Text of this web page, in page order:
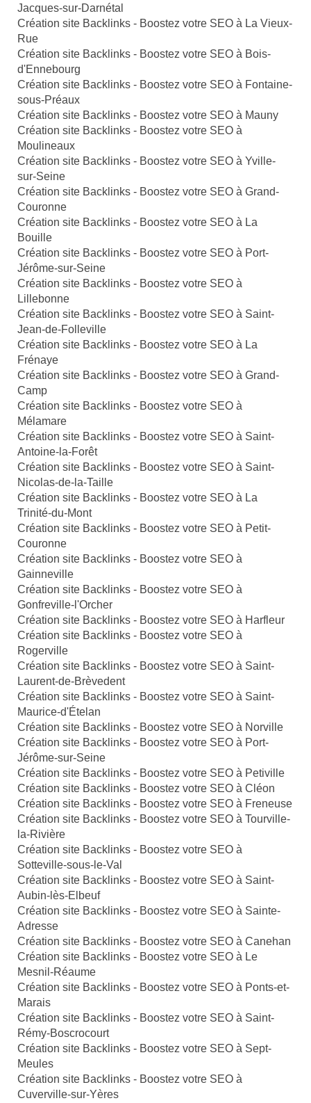
Jacques-sur-Darnétal
Création site Backlinks - Boostez votre SEO à La Vieux-
Rue
Création site Backlinks - Boostez votre SEO à Bois-
d'Ennebourg
Création site Backlinks - Boostez votre SEO à Fontaine-
sous-Préaux
Création site Backlinks - Boostez votre SEO à Mauny
Création site Backlinks - Boostez votre SEO à
Moulineaux
Création site Backlinks - Boostez votre SEO à Yville-
sur-Seine
Création site Backlinks - Boostez votre SEO à Grand-
Couronne
Création site Backlinks - Boostez votre SEO à La
Bouille
Création site Backlinks - Boostez votre SEO à Port-
Jérôme-sur-Seine
Création site Backlinks - Boostez votre SEO à
Lillebonne
Création site Backlinks - Boostez votre SEO à Saint-
Jean-de-Folleville
Création site Backlinks - Boostez votre SEO à La
Frénaye
Création site Backlinks - Boostez votre SEO à Grand-
Camp
Création site Backlinks - Boostez votre SEO à
Mélamare
Création site Backlinks - Boostez votre SEO à Saint-
Antoine-la-Forêt
Création site Backlinks - Boostez votre SEO à Saint-
Nicolas-de-la-Taille
Création site Backlinks - Boostez votre SEO à La
Trinité-du-Mont
Création site Backlinks - Boostez votre SEO à Petit-
Couronne
Création site Backlinks - Boostez votre SEO à
Gainneville
Création site Backlinks - Boostez votre SEO à
Gonfreville-l'Orcher
Création site Backlinks - Boostez votre SEO à Harfleur
Création site Backlinks - Boostez votre SEO à
Rogerville
Création site Backlinks - Boostez votre SEO à Saint-
Laurent-de-Brèvedent
Création site Backlinks - Boostez votre SEO à Saint-
Maurice-d'Ételan
Création site Backlinks - Boostez votre SEO à Norville
Création site Backlinks - Boostez votre SEO à Port-
Jérôme-sur-Seine
Création site Backlinks - Boostez votre SEO à Petiville
Création site Backlinks - Boostez votre SEO à Cléon
Création site Backlinks - Boostez votre SEO à Freneuse
Création site Backlinks - Boostez votre SEO à Tourville-
la-Rivière
Création site Backlinks - Boostez votre SEO à
Sotteville-sous-le-Val
Création site Backlinks - Boostez votre SEO à Saint-
Aubin-lès-Elbeuf
Création site Backlinks - Boostez votre SEO à Sainte-
Adresse
Création site Backlinks - Boostez votre SEO à Canehan
Création site Backlinks - Boostez votre SEO à Le
Mesnil-Réaume
Création site Backlinks - Boostez votre SEO à Ponts-et-
Marais
Création site Backlinks - Boostez votre SEO à Saint-
Rémy-Boscrocourt
Création site Backlinks - Boostez votre SEO à Sept-
Meules
Création site Backlinks - Boostez votre SEO à
Cuverville-sur-Yères